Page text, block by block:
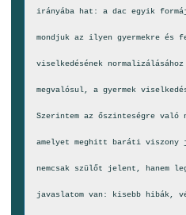
irányába hat: a dac egyik
mondjuk az ilyen gyermekre és
viselkedésének
megvalósul, a gyermek
Szerintem az őszinteségre
amelyet meghitt baráti viszony
nemcsak szülőt jelent, hanem
javaslatom van: kisebb hibák,